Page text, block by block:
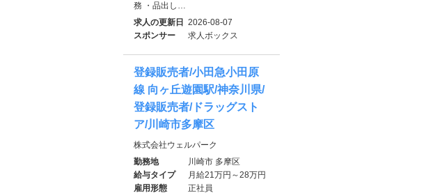
務 ・品出し…
求人の更新日
2026-08-07
スポンサー
求人ボックス
登録販売者/小田急小田原
線 向ヶ丘遊園駅/神奈川県/
登録販売者/ドラッグスト
ア/川崎市多摩区
株式会社ウェルパーク
勤務地
川崎市 多摩区
給与タイプ
月給21万円～28万円
雇用形態
正社員